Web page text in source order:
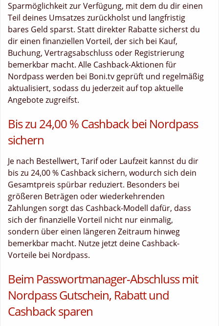
Sparmöglichkeit zur Verfügung, mit dem du dir einen
Teil deines Umsatzes zurückholst und langfristig
bares Geld sparst. Statt direkter Rabatte sicherst du
dir einen finanziellen Vorteil, der sich bei Kauf,
Buchung, Vertragsabschluss oder Registrierung
bemerkbar macht. Alle Cashback-Aktionen für
Nordpass werden bei Boni.tv geprüft und regelmäßig
aktualisiert, sodass du jederzeit auf top aktuelle
Angebote zugreifst.
Bis zu 24,00 % Cashback bei Nordpass
sichern
Je nach Bestellwert, Tarif oder Laufzeit kannst du dir
bis zu 24,00 % Cashback sichern, wodurch sich dein
Gesamtpreis spürbar reduziert. Besonders bei
größeren Beträgen oder wiederkehrenden
Zahlungen sorgt das Cashback-Modell dafür, dass
sich der finanzielle Vorteil nicht nur einmalig,
sondern über einen längeren Zeitraum hinweg
bemerkbar macht. Nutze jetzt deine Cashback-
Vorteile bei Nordpass.
Beim Passwortmanager-Abschluss mit
Nordpass Gutschein, Rabatt und
Cashback sparen